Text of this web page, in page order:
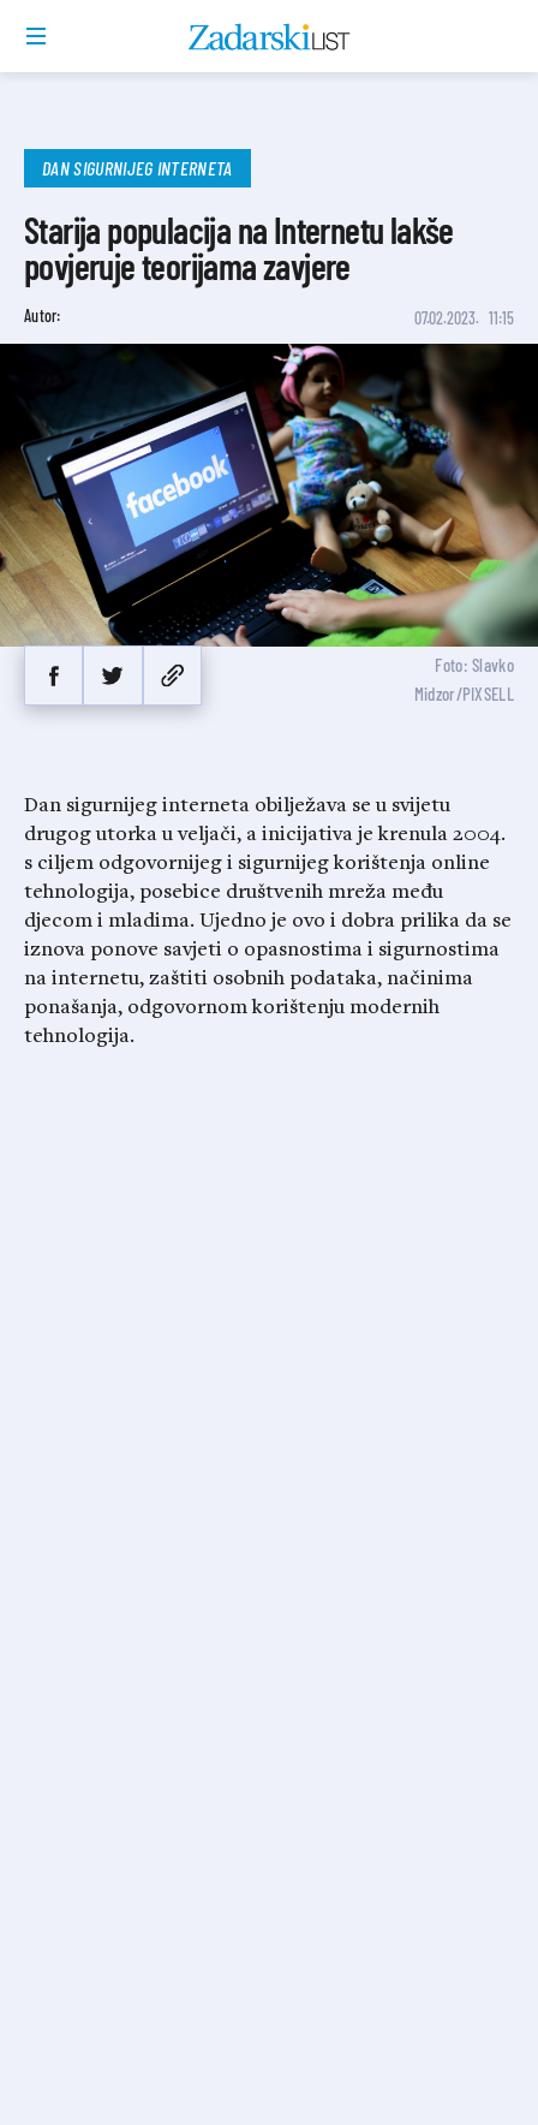
DAN SIGURNIJEG INTERNETA
Starija populacija na Internetu lakše
povjeruje teorijama zavjere
Autor: 07.02.2023. 11:15
Foto: Slavko
Midzor/PIXSELL
Dan sigurnijeg interneta obilježava se u svijetu
drugog utorka u veljači, a inicijativa je krenula 2004.
s ciljem odgovornijeg i sigurnijeg korištenja online
tehnologija, posebice društvenih mreža među
djecom i mladima. Ujedno je ovo i dobra prilika da se
iznova ponove savjeti o opasnostima i sigurnostima
na internetu, zaštiti osobnih podataka, načinima
ponašanja, odgovornom korištenju modernih
tehnologija.